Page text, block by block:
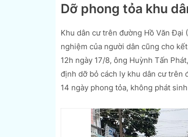
Dỡ phong tỏa khu
Khu dân cư trên đường Hồ Văn Đại
nghiệm của người dân cũng cho
12h ngày 17/8, ông Huỳnh Tấn
định dỡ bỏ cách ly khu dân cư trên
14 ngày phong tỏa, không phát